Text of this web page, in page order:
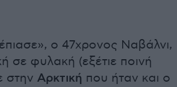
ο 47χρονος Ναβάλνι,
φυλακή (εξέτιε ποινή
στην Αρκτική που ήταν και ο